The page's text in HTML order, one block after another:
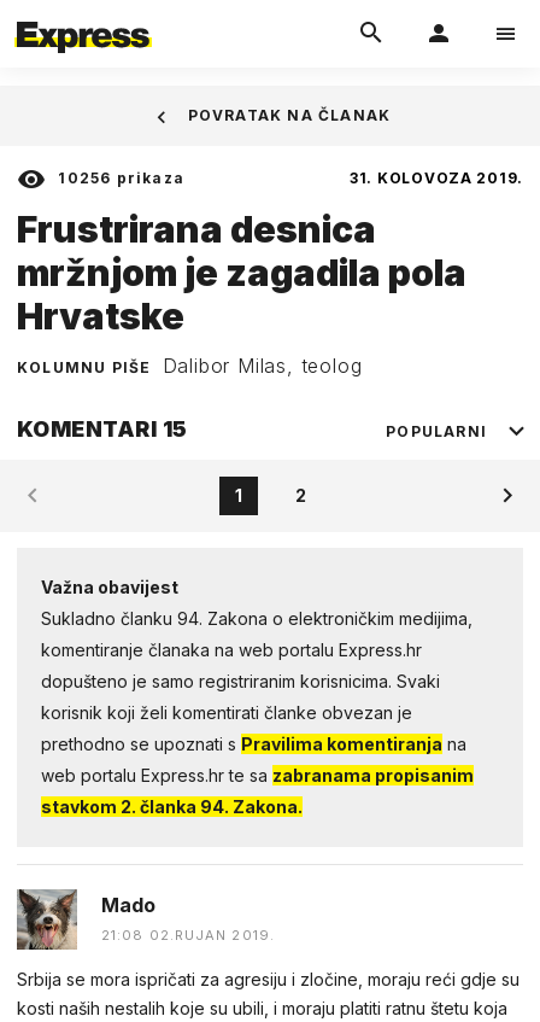
10256 prikaza 31. KOLOVOZA 2019.
Frustrirana desnica
mržnjom je zagadila pola
Hrvatske
KOLUMNU PIŠE Dalibor Milas, teolog
POVRATAK NA ČLANAK
KOMENTARI 15 POPULARNI
1 2
Važna obavijest
Sukladno članku 94. Zakona o elektroničkim medijima,
komentiranje članaka na web portalu Express.hr
dopušteno je samo registriranim korisnicima. Svaki
korisnik koji želi komentirati članke obvezan je
prethodno se upoznati s Pravilima komentiranja na
web portalu Express.hr te sa zabranama propisanim
stavkom 2. članka 94. Zakona.
Mado
21:08 02.RUJAN 2019.
Srbija se mora ispričati za agresiju i zločine, moraju reći gdje su
kosti naših nestalih koje su ubili, i moraju platiti ratnu štetu koja